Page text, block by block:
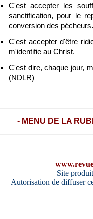
C'est accepter les
sanctification, pour le
conversion des
C'est accepter d'être
m'identifie au Christ.
C'est dire, chaque jour,
(NDLR)
- MENU DE LA
Site
Autorisation de diffuser